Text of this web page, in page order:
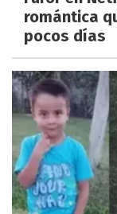
romántica
pocos días